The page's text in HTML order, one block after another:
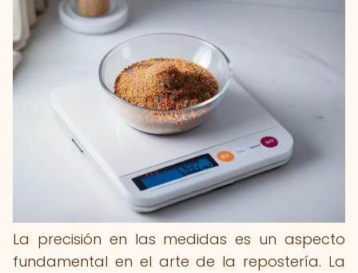
La precisión en las medidas es un aspecto
fundamental en el arte de la repostería. La